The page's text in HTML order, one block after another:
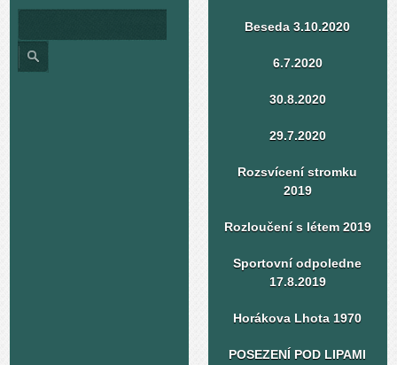
Beseda 3.10.2020
6.7.2020
30.8.2020
29.7.2020
Rozsvícení stromku
2019
Rozloučení s létem 2019
Sportovní odpoledne
17.8.2019
Horákova Lhota 1970
POSEZENÍ POD LIPAMI